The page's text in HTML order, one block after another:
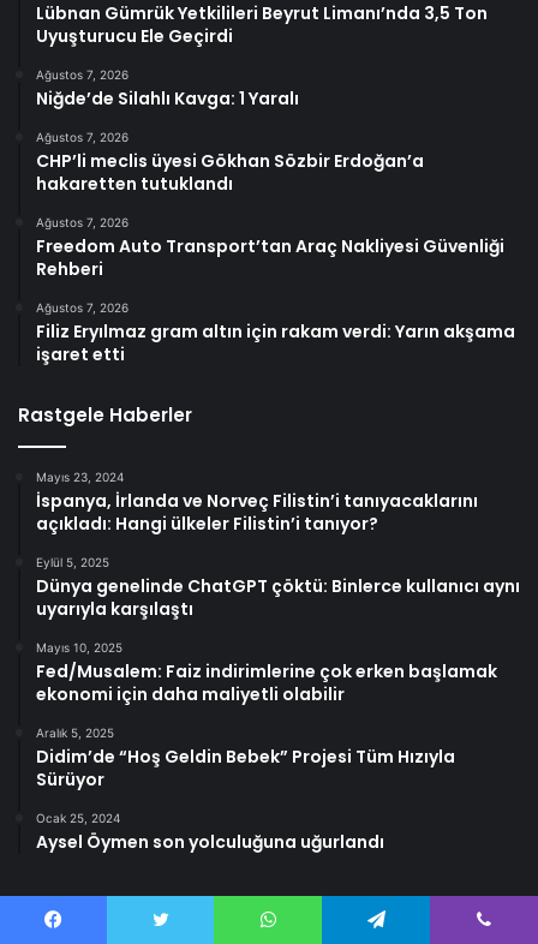
Lübnan Gümrük Yetkilileri Beyrut Limanı’nda 3,5 Ton
Uyuşturucu Ele Geçirdi
Ağustos 7, 2026
Niğde’de Silahlı Kavga: 1 Yaralı
Ağustos 7, 2026
CHP’li meclis üyesi Gökhan Sözbir Erdoğan’a
hakaretten tutuklandı
Ağustos 7, 2026
Freedom Auto Transport’tan Araç Nakliyesi Güvenliği
Rehberi
Ağustos 7, 2026
Filiz Eryılmaz gram altın için rakam verdi: Yarın akşama
işaret etti
Rastgele Haberler
Mayıs 23, 2024
İspanya, İrlanda ve Norveç Filistin’i tanıyacaklarını
açıkladı: Hangi ülkeler Filistin’i tanıyor?
Eylül 5, 2025
Dünya genelinde ChatGPT çöktü: Binlerce kullanıcı aynı
uyarıyla karşılaştı
Mayıs 10, 2025
Fed/Musalem: Faiz indirimlerine çok erken başlamak
ekonomi için daha maliyetli olabilir
Aralık 5, 2025
Didim’de “Hoş Geldin Bebek” Projesi Tüm Hızıyla
Sürüyor
Ocak 25, 2024
Aysel Öymen son yolculuğuna uğurlandı